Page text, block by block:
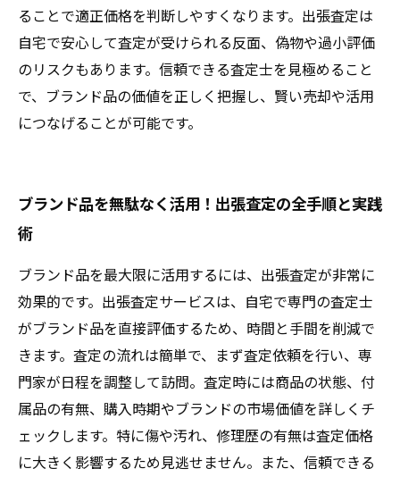
ることで適正価格を判断しやすくなります。出張査定は
自宅で安心して査定が受けられる反面、偽物や過小評価
のリスクもあります。信頼できる査定士を見極めること
で、ブランド品の価値を正しく把握し、賢い売却や活用
につなげることが可能です。
ブランド品を無駄なく活用！出張査定の全手順と実践
術
ブランド品を最大限に活用するには、出張査定が非常に
効果的です。出張査定サービスは、自宅で専門の査定士
がブランド品を直接評価するため、時間と手間を削減で
きます。査定の流れは簡単で、まず査定依頼を行い、専
門家が日程を調整して訪問。査定時には商品の状態、付
属品の有無、購入時期やブランドの市場価値を詳しくチ
ェックします。特に傷や汚れ、修理歴の有無は査定価格
に大きく影響するため見逃せません。また、信頼できる